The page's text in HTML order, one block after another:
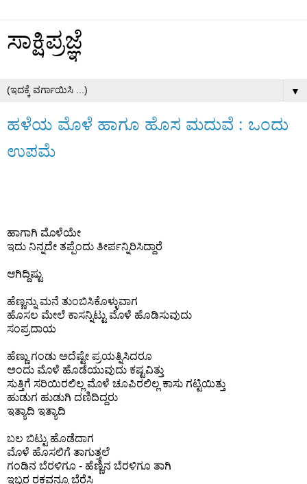
ಸಾಕ್ಷಿಪ್ರಜ್ಞೆ
▼
ಹಳೆಯ ಮೊಳೆ ಹಾಗೂ ಹೊಸ ಮದುವೆ : ಒಂದು
ಉಪಮೆ
ಹಾಗಾಗಿ ಮೊಳೆಯೇ
ಇದು ನಿನ್ನದೇ ತಪ್ಪೆಂದು ತೀರ್ಪನ್ನಿರಿಸಿದ್ದಾರೆ
ಆಗಿದ್ದಿಷ್ಟು
ಹೆಣ್ಣನ್ನು ಮನೆ ತುಂಬಿಸಿಕೊಳ್ಳುವಾಗ
ಹೊಸಲ ಮೇಲೆ ಕಾಸನ್ನಿಟ್ಟು ಮೊಳೆ ಹೊಡಿಸುವುದು
ಸಂಪ್ರದಾಯ
ಹೆಣ್ಣು ಗಂಡು ಅದೆಷ್ಟೇ ಪ್ರಯತ್ನಿಸಿದರೂ
ಅಂದು ಮೊಳೆ ಹೊಡೆಯುವುದು ಕಷ್ಟವಿತ್ತು
ಸುತ್ತಿಗೆ ಸರಿಯಿರಲಿಲ್ಲ ಮೊಳೆ ಚೂಪಿರಲಿಲ್ಲ ಕಾಸು ಗಟ್ಟಿಯಿತ್ತು
ಹುಡುಗ ಹುಡುಗಿ ದಣಿದಿದ್ದರು
ಇತ್ಯಾದಿ ಇತ್ಯಾದಿ
ಬಲ ಬಿಟ್ಟು ಹೊಡೆದಾಗ
ಮೊಳೆ ಹೊಸಲಿಗೆ ತಾಗುತ್ತಲೆ
ಗಂಡಿನ ಬೆರಳಿಗೂ - ಹೆಣ್ಣಿನ ಬೆರಳಿಗೂ ತಾಗಿ
ಇಬ್ಬರ ರಕ್ತವನ್ನೂ ಬೆರೆಸಿ